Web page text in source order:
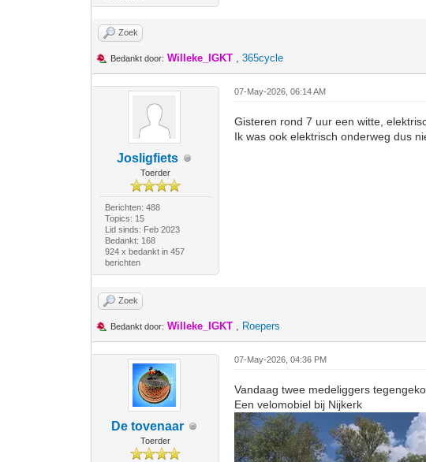
Zoek
Bedankt door: Willeke_IGKT ,365cycle
Josligfiets
Toerder
Berichten: 488
Topics: 15
Lid sinds: Feb 2023
Bedankt: 168
924 x bedankt in 457
berichten
07-May-2026, 06:14 AM
Gisteren rond 7 uur een witte,
Ik was ook elektrisch onderweg dus
Zoek
Bedankt door: Willeke_IGKT , Roepers
De tovenaar
Toerder
07-May-2026, 04:36 PM
Vandaag twee medeliggers
Een velomobiel bij Nijkerk